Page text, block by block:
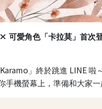
可愛角色「卡拉莫」首次
Karamo 」終於跳進 LINE 啦
手機螢幕上，準備和大家一